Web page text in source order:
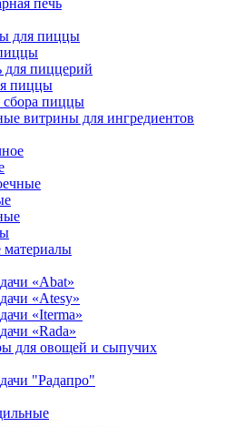
печь
для пиццы
для пиццерий
пиццы
пиццы
витрины для ингредиентов
материалы
«Abat»
«Atesy»
«Iterma»
«Rada»
для овощей и сыпучих
"Радапро"